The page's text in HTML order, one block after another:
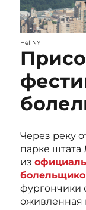
HeliNY
Через реку
парке
из
фургончики
оживленная